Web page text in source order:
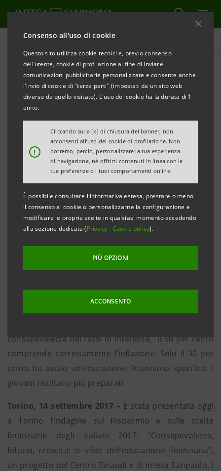
Consenso all'uso di cookie
Questo sito utilizza cookie tecnici e, previo consenso
dell’utente, cookie di profilazione al fine di inviare
comunicazioni pubblicitarie personalizzate e consente anche
l'invio di cookie di "terze parti" (impostati da un sito web
diverso da quello visitato). L'uso dei cookie ha la durata di 1
anno.
!
Cliccando sulla [x] di chiusura del banner, non
acconsenti all’uso dei cookie di profilazione. Non
potremo, perciò, personalizzare la tua esperienza
di navigazione, né offrirti contenuti in linea con le
tue preferenze o i tuoi comportamenti online.
È possibile consultare l'informativa estesa, prestare o meno
il consenso ai cookie o personalizzarne la configurazione e
modificare le proprie scelte in qualsiasi momento accedendo
alla sezione dedicata (Privacy- Cookie policy).
PIÙ OPZIONI
ACCONSENTO
Comunicati stampa
STAMPA AGGIORNA
PRESENTATA OGGI A TORINO DA INTESA
SANPAOLO E DAL CENTRO EINAUDI L’INDAGINE SUL
RISPARMIO E SULLE SCELTE FINANZIARIE DEGLI
ITALIANI 2017
- Cresce di 10 punti la quota di intervistati che si
definisce economicamente indipendente
- Sale dal 47,2 al 60,8 per cento la quota di chi ritiene
sufficiente o più che sufficiente il proprio reddito
- In crescita dal 40 al 43,3 per cento le famiglie in
grado di risparmiare; in aumento dall’8 al 13 per
consapevolezza dei tassi di interesse, il 50 per cento
comprende correttamente l’inflazione. Solo il 30 per
cento ha avuto un’educazione finanziaria specifica. I
giovani risultano più preparati
Torino, 14 settembre 2017– È stata presentata oggi
a Torino l’Indagine sul Risparmio e sulle scelte
finanziarie degli italiani 2017: “Consapevolezza,
fiducia, crescita: le sfide dell’educazione finanziaria”,
un progetto del Centro Einaudi e di Intesa Sanpaolo. I